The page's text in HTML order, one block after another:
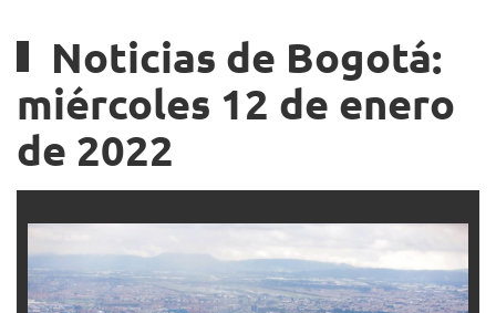
Noticias de Bogotá:
miércoles 12 de enero
de 2022